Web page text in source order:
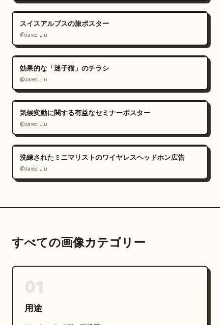
スイスアルプスの旅ポスター
@Jared Liu
効果的な「迷子猫」のチラシ
@Jared Liu
気候変動に関する有益なセミナーポスター
@Jared Liu
洗練されたミニマリストのワイヤレスヘッドホン広告
@Jared Liu
すべての画像カテゴリー
用途